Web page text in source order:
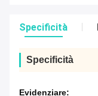
Specificità
Specificità
Evidenziare: